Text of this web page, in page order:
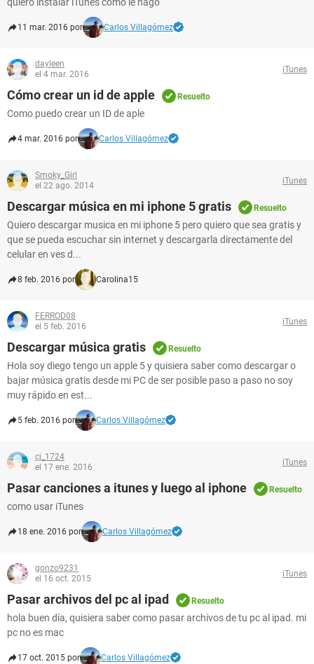
11 mar. 2016 por Carlos Villagómez
dayleen
el 4 mar. 2016
iTunes
Cómo crear un id de apple Resuelto
Como puedo crear un ID de aple
4 mar. 2016 por Carlos Villagómez
Smoky_Girl
el 22 ago. 2014
iTunes
Descargar música en mi iphone 5 gratis Resuelto
Quiero descargar musica en mi iphone 5 pero quiero que sea gratis y
que se pueda escuchar sin internet y descargarla directamente del
celular en ves d...
8 feb. 2016 por Carolina15
FERROD08
el 5 feb. 2016
iTunes
Descargar música gratis Resuelto
Hola soy diego tengo un apple 5 y quisiera saber como descargar o
bajar música gratis desde mi PC de ser posible paso a paso no soy
muy rápido en est...
5 feb. 2016 por Carlos Villagómez
cj_1724
el 17 ene. 2016
iTunes
Pasar canciones a itunes y luego al iphone Resuelto
como usar iTunes
18 ene. 2016 por Carlos Villagómez
gonzo9231
el 16 oct. 2015
iTunes
Pasar archivos del pc al ipad Resuelto
hola buen día, quisiera saber como pasar archivos de tu pc al ipad. mi
pc no es mac
17 oct. 2015 por Carlos Villagómez